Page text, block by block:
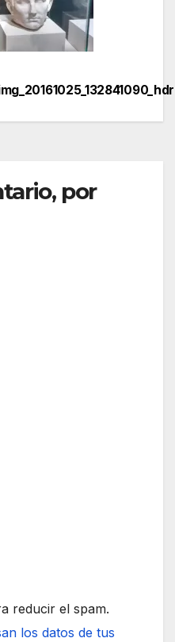
por
reducir el spam.
los datos de tus